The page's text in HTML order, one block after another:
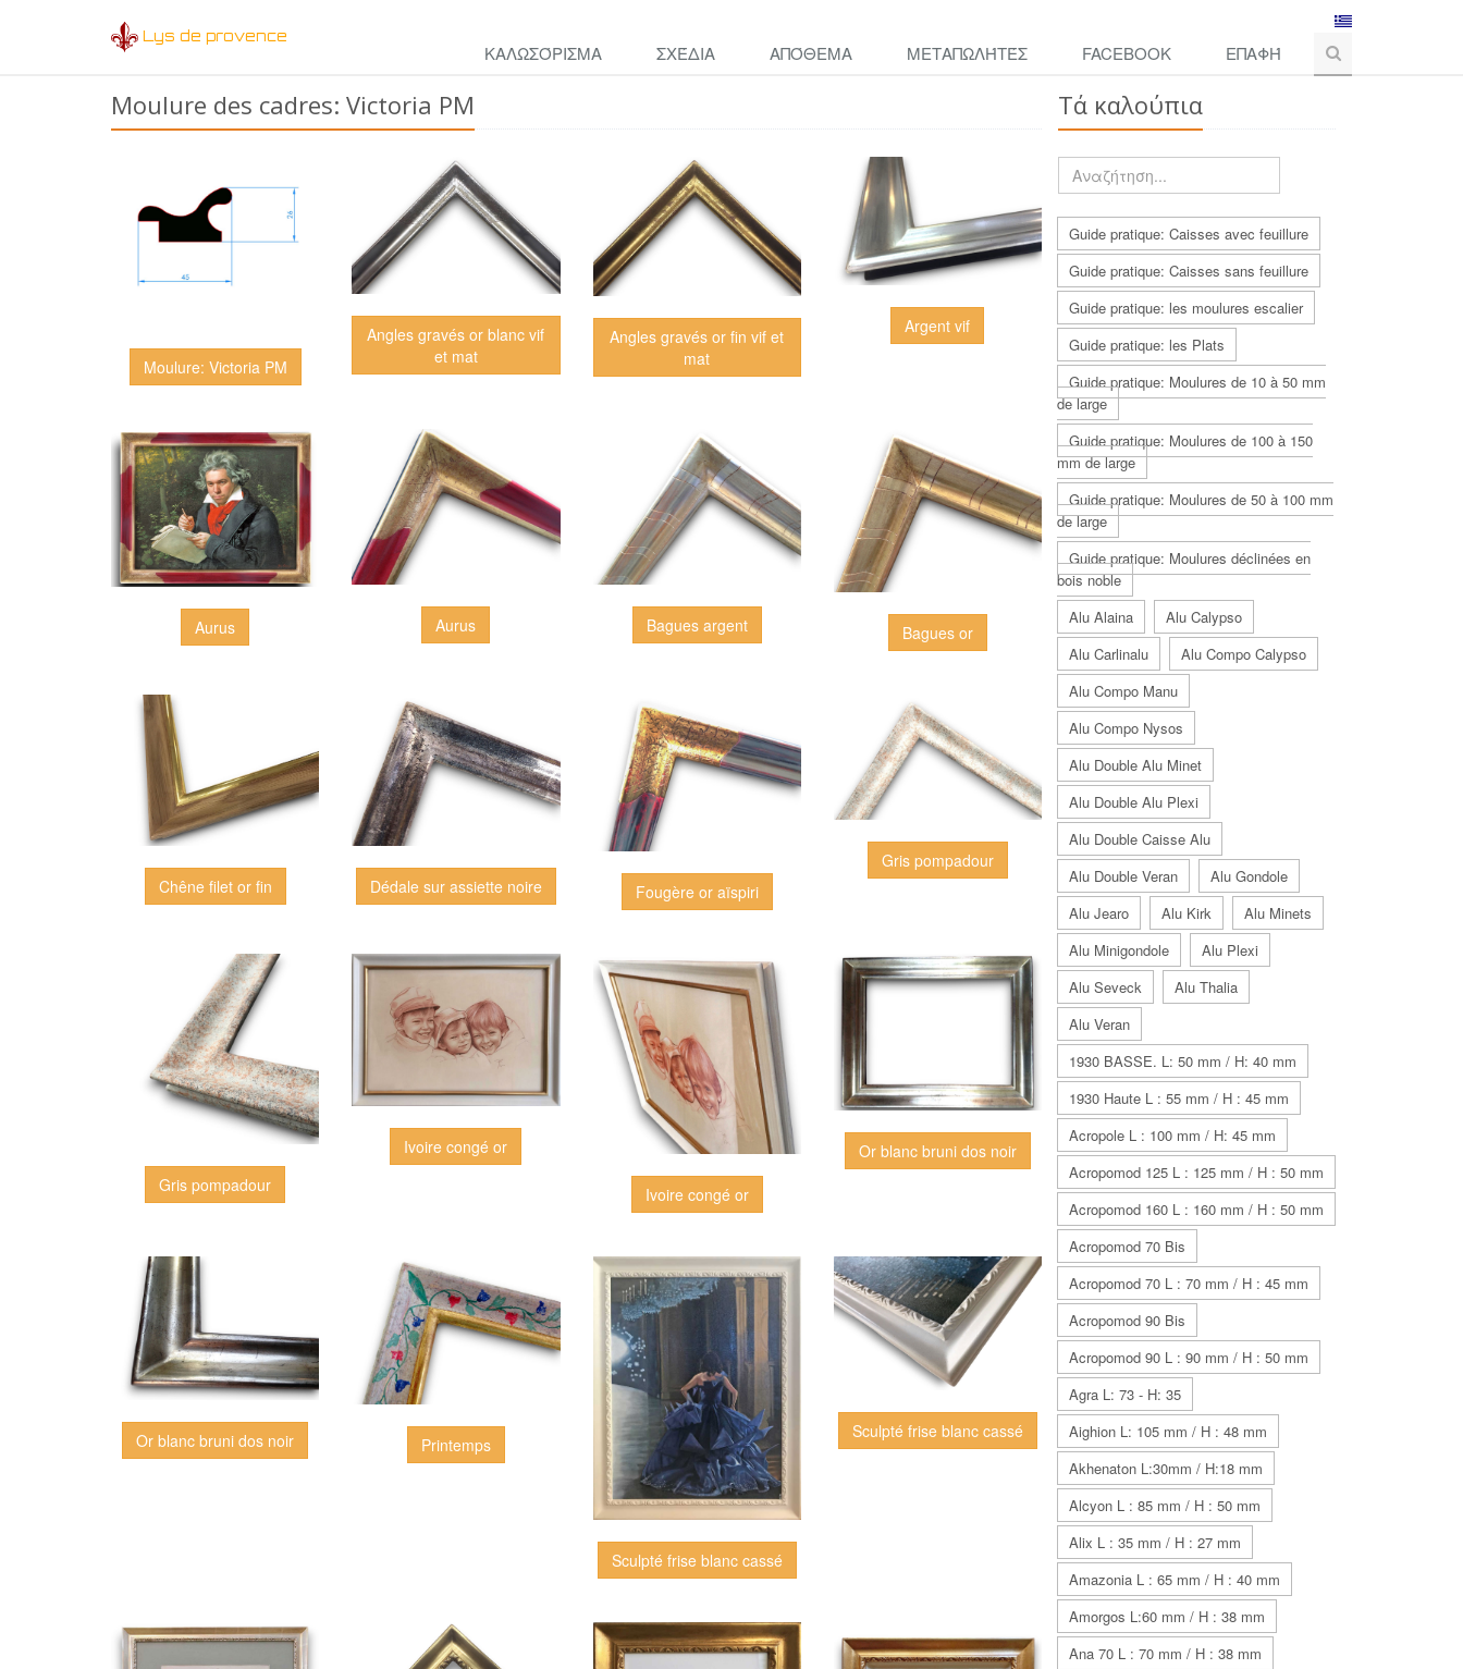
Lys de provence
ΚΑΛΩΣΌΡΙΣΜΑ ΣΧΈΔΙΑ ΑΠΌΘΕΜΑ ΜΕΤΑΠΩΛΉΤΈΣ FACEBOOK ΕΠΑΦΉ
Moulure des cadres: Victoria PM
Moulure: Victoria PM
Angles gravés or blanc vif
et mat
Angles gravés or fin vif et
mat
Argent vif
Aurus Aurus Bagues argent Bagues or
Chêne filet or fin Dédale sur assiette noire Fougère or aïspiri
Gris pompadour
Gris pompadour
Ivoire congé or
Ivoire congé or
Or blanc bruni dos noir
Or blanc bruni dos noir Printemps
Sculpté frise blanc cassé
Sculpté frise blanc cassé
Τά καλούπια
Guide pratique: Caisses avec feuillure
Guide pratique: Caisses sans feuillure
Guide pratique: les moulures escalier
Guide pratique: les Plats
Guide pratique: Moulures de 10 à 50 mm
de large
Guide pratique: Moulures de 100 à 150
mm de large
Guide pratique: Moulures de 50 à 100 mm
de large
Guide pratique: Moulures déclinées en
bois noble
Alu Alaina
Alu Calypso
Alu Carlinalu
Alu Compo Calypso
Alu Compo Manu
Alu Compo Nysos
Alu Double Alu Minet
Alu Double Alu Plexi
Alu Double Caisse Alu
Alu Double Veran
Alu Gondole
Alu Jearo
Alu Kirk
Alu Minets
Alu Minigondole
Alu Plexi
Alu Seveck
Alu Thalia
Alu Veran
1930 BASSE. L: 50 mm / H: 40 mm
1930 Haute L : 55 mm / H : 45 mm
Acropole L : 100 mm / H: 45 mm
Acropomod 125 L : 125 mm / H : 50 mm
Acropomod 160 L : 160 mm / H : 50 mm
Acropomod 70 Bis
Acropomod 70 L : 70 mm / H : 45 mm
Acropomod 90 Bis
Acropomod 90 L : 90 mm / H : 50 mm
Agra L: 73 - H: 35
Aighion L: 105 mm / H : 48 mm
Akhenaton L:30mm / H:18 mm
Alcyon L : 85 mm / H : 50 mm
Alix L : 35 mm / H : 27 mm
Amazonia L : 65 mm / H : 40 mm
Amorgos L:60 mm / H : 38 mm
Ana 70 L : 70 mm / H : 38 mm